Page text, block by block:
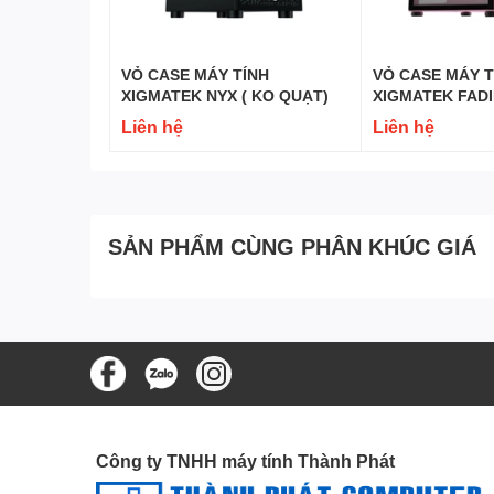
VỎ CASE MÁY TÍNH
XIGMATEK NYX ( KO QUẠT)
Liên hệ
VỎ CASE MÁY TÍNH
XIGMATEK FADIL QUEEN 1F
(PINK)
Liên hệ
SẢN PHẨM CÙNG PHÂN KHÚC GIÁ
Công ty TNHH máy tính Thành Phát